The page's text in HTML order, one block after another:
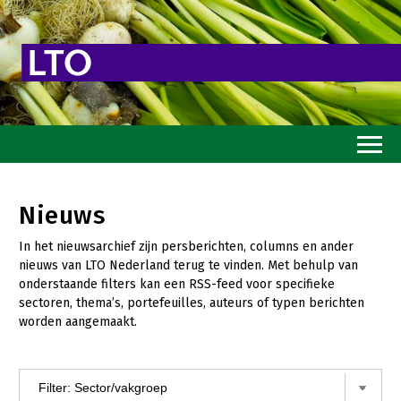
Toekomstvisie
Goed eten
Mooi groen
Sterk ondernemerschap
Nieuws
In het nieuwsarchief zijn persberichten, columns en ander
nieuws van LTO Nederland terug te vinden. Met behulp van
onderstaande filters kan een RSS-feed voor specifieke
sectoren, thema’s, portefeuilles, auteurs of typen berichten
worden aangemaakt.